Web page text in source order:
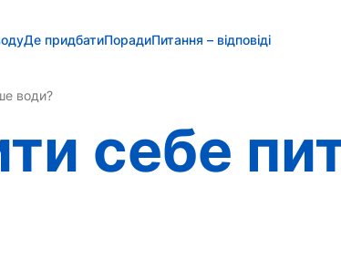
Де придбатиПорадиПитання – відповіді
води?
себе